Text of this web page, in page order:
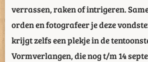
verrassen, raken of intrigeren.
orden en fotografeer je deze
krijgt zelfs een plekje in de
Vormverlangen, die nog t/m 14